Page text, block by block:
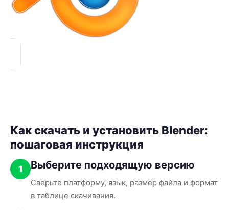
Как скачать и установить Blender:
пошаговая инструкция
1 Выберите подходящую версию
Сверьте платформу, язык, размер файла и формат
в таблице скачивания.